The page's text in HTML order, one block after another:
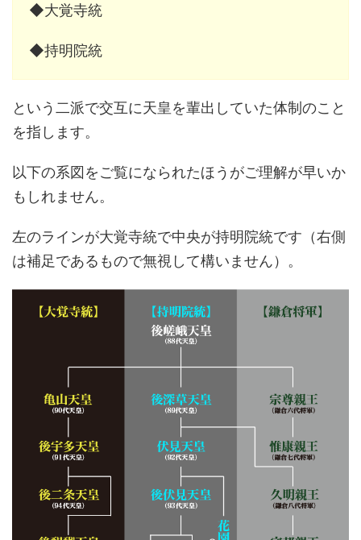
◆大覚寺統
◆持明院統
という二派で交互に天皇を輩出していた体制のこと
を指します。
以下の系図をご覧になられたほうがご理解が早いか
もしれません。
左のラインが大覚寺統で中央が持明院統です（右側
は補足であるもので無視して構いません）。